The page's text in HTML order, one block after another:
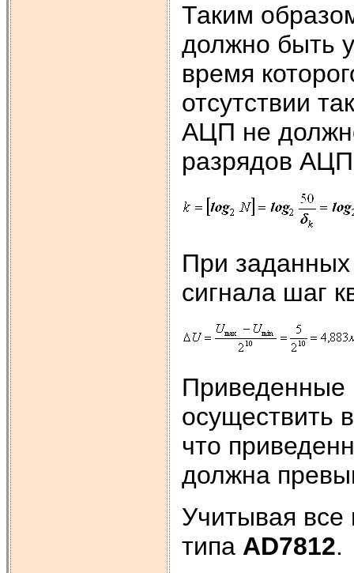
Таким
должно быть
время
отсутствии
АЦП не
разрядов
При заданных
сигнала шаг
Приведенные
осуществить
что
должна
Учитывая
типа AD7812.